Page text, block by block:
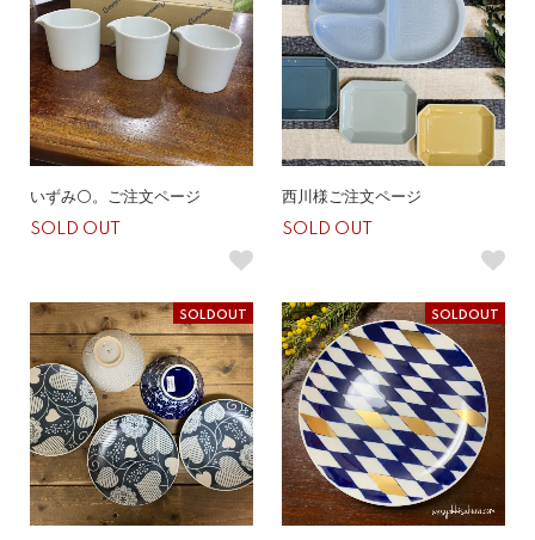
いずみ⚪️。ご注文ページ
SOLD OUT
西川様ご注文ページ
SOLD OUT
SOLDOUT SOLDOUT